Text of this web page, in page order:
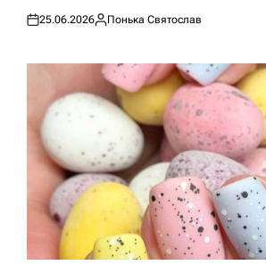
Оприлюднено
25.06.2026
Опубліковано
Понька Святослав